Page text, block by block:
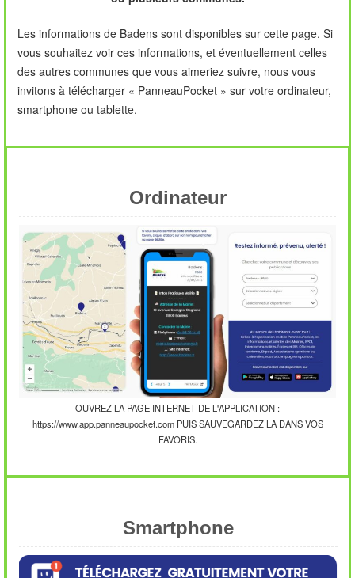
Les informations de Badens sont disponibles sur cette page. Si
vous souhaitez voir ces informations, et éventuellement celles
des autres communes que vous aimeriez suivre, nous vous
invitons à télécharger « PanneauPocket » sur votre ordinateur,
smartphone ou tablette.
Ordinateur
OUVREZ LA PAGE INTERNET DE L'APPLICATION :
https://www.app.panneaupocket.com PUIS SAUVEGARDEZ LA DANS VOS
FAVORIS.
Smartphone